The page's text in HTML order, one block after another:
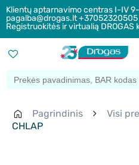
Klientų aptarnavimo centras I-IV
pagalba@drogas.lt
Registruokitės ir virtualią
Pagrindinis Visi
CHLAP